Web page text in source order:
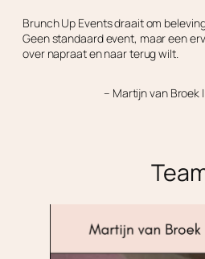
Brunch Up Events draait om
Geen standaard event, maar een
over napraat en naar terug wilt.
– Martijn van Broek